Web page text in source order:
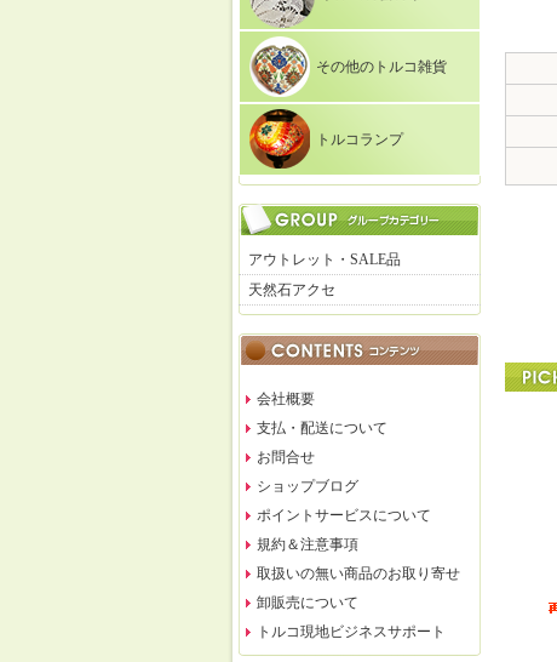
その他のトルコ雑貨
トルコランプ
アウトレット・SALE品
天然石アクセ
会社概要
支払・配送について
お問合せ
ショップブログ
ポイントサービスについて
規約＆注意事項
取扱いの無い商品のお取り寄せ
卸販売について
トルコ現地ビジネスサポート